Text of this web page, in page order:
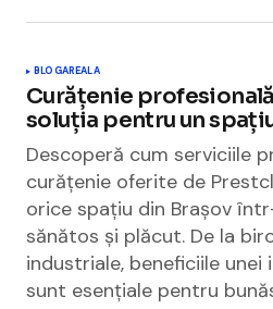
BLOGAREALA
Curățenie
soluția pentru un
Descoperă cum serviciile
curățenie oferite de
orice spațiu din Brașov
sănătos și plăcut. De la
industriale, beneficiile unei
sunt esențiale pentru